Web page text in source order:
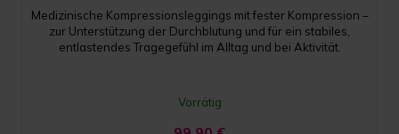
Medizinische Kompressionsleggings mit fester Kompression –
zur Unterstützung der Durchblutung und für ein stabiles,
entlastendes Tragegefühl im Alltag und bei Aktivität.
Vorrätig